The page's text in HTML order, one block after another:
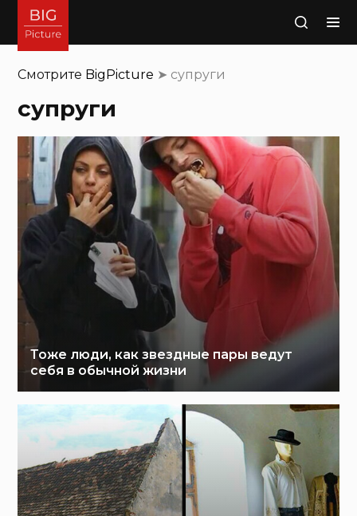
Поиск
Смотрите BigPicture ➤ супруги
супруги
Тоже люди, как звездные пары ведут
себя в обычной жизни